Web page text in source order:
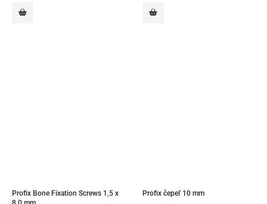
Profix Bone Fixation Screws 1,5 x
Profix čepeľ 10 mm